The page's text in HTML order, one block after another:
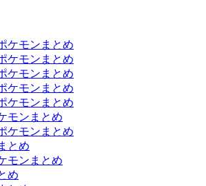
ケモンまとめ
ケモンまとめ
ケモンまとめ
ケモンまとめ
ケモンまとめ
モンまとめ
ケモンまとめ
とめ
モンまとめ
め